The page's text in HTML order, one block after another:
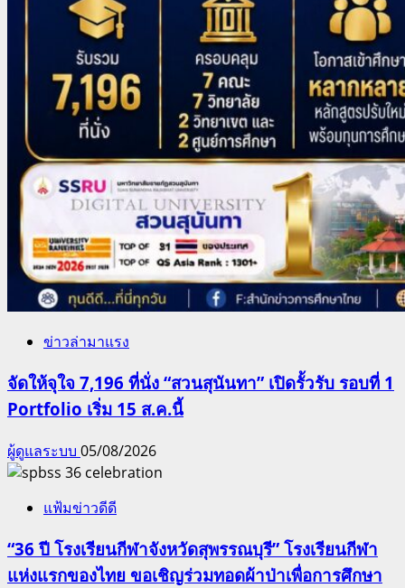
ข่าวล่ามาแรง
จัดให้จุใจ 7,196 ที่นั่ง “สวนสุนันทา” เปิดรั้วรับ รอบที่ 1
Portfolio เริ่ม 15 ส.ค.นี้
ผู้ดูแลระบบ 05/08/2026
แฟ้มข่าวดีดี
“36 ปี โรงเรียนกีฬาจังหวัดสุพรรณบุรี” โรงเรียนกีฬา
แห่งแรกของไทย ขอเชิญร่วมทอดผ้าป่าเพื่อการศึกษา